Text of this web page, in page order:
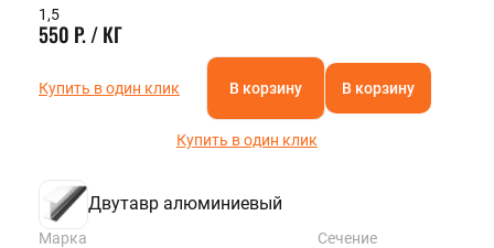
1,5
550 Р. / КГ
Купить в один клик В корзину В корзину
Купить в один клик
Двутавр алюминиевый
Марка
Сечение